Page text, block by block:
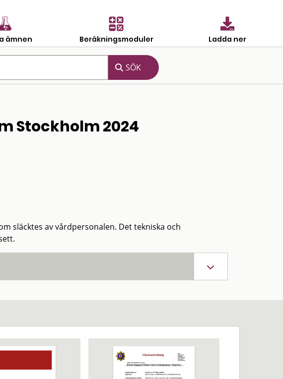
ämnen Beräkningsmoduler Ladda ner
Stockholm 2024
släcktes av vårdpersonalen. Det tekniska och